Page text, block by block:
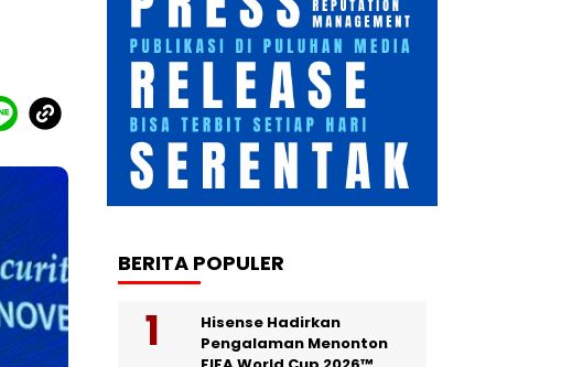
BERITA POPULER
Hisense Hadirkan
Pengalaman Menonton